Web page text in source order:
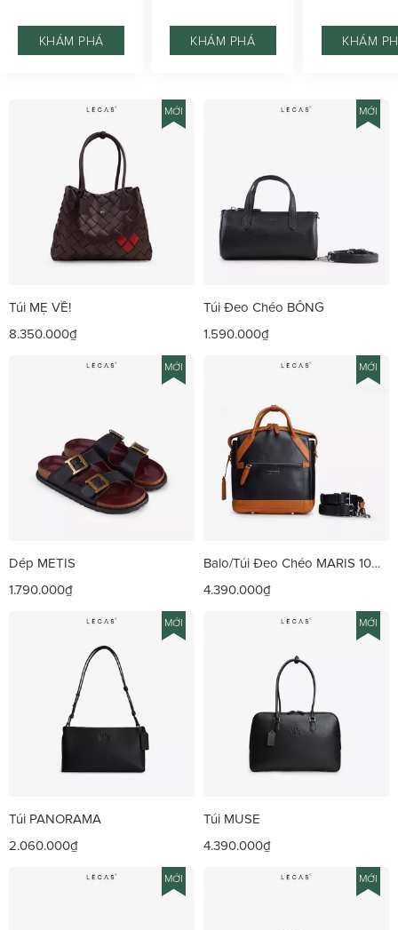
KHÁM PHÁ KHÁM PHÁ KHÁM
MỚI
Túi MẸ VỀ!
8.350.000₫
MỚI
Túi Đeo Chéo BÔNG
1.590.000₫
MỚI
Dép METIS
1.790.000₫
MỚI
Balo/Túi Đeo Chéo MARIS 10
Vachetta
4.390.000₫
MỚI
Túi PANORAMA
2.060.000₫
MỚI
Túi MUSE
4.390.000₫
MỚI MỚI